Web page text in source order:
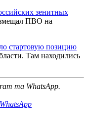
зенитных
ПВО на
стартовую позицию
Там находились
та WhatsApp.
WhatsApp